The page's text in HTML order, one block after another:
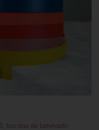
bordas de laminado